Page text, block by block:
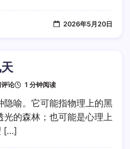
2026年5月20日
论 1 分钟阅读
喻。它可能指物理上的黑
的森林；也可能是心理上
[…]